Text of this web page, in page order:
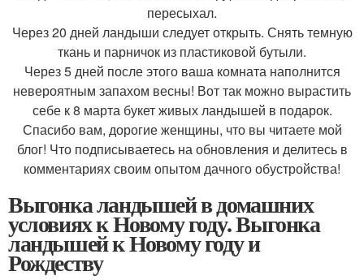
пересыхал.
Через 20 дней ландыши следует открыть. Снять темную
ткань и парничок из пластиковой бутыли.
Через 5 дней после этого ваша комната наполнится
невероятным запахом весны! Вот так можно вырастить
себе к 8 марта букет живых ландышей в подарок.
Спасибо вам, дорогие женщины, что вы читаете мой
блог! Что подписываетесь на обновления и делитесь в
комментариях своим опытом дачного обустройства!
Выгонка ландышей в домашних
условиях к Новому году. Выгонка
ландышей к Новому году и
Рождеству